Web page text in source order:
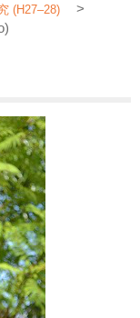
(H27–28) >